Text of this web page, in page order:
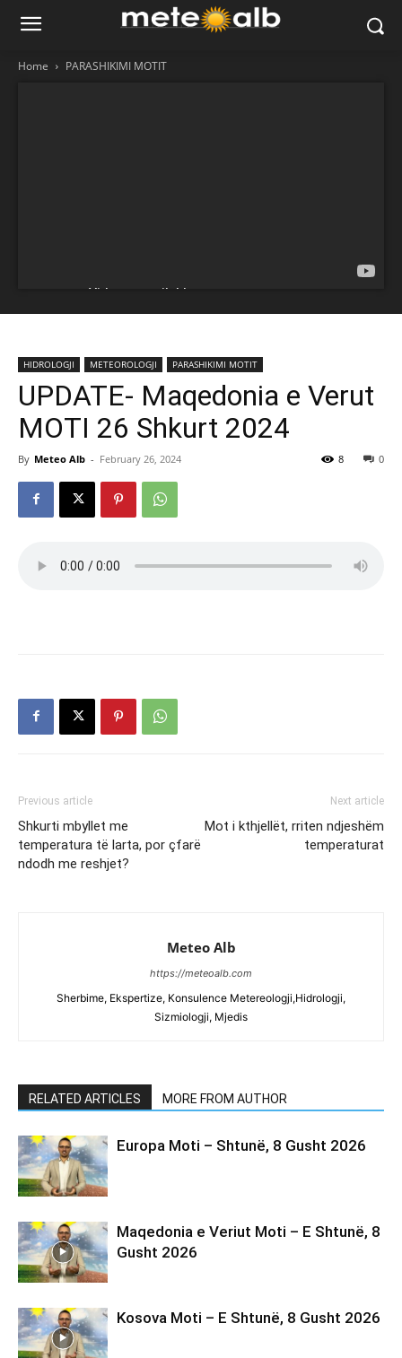
Home PARASHIKIMI MOTIT
HIDROLOGJI METEOROLOGJI PARASHIKIMI MOTIT
UPDATE- Maqedonia e Verut
MOTI 26 Shkurt 2024
By Meteo Alb - February 26, 2024 0
8
Previous article
Shkurti mbyllet me
temperatura të larta, por çfarë
ndodh me reshjet?
Next article
Mot i kthjellët, rriten ndjeshëm
temperaturat
Meteo Alb
https://meteoalb.com
Sherbime, Ekspertize, Konsulence Metereologji,Hidrologji,
Sizmiologji, Mjedis
RELATED ARTICLES MORE FROM AUTHOR
Europa Moti – Shtunë, 8 Gusht 2026
Maqedonia e Veriut Moti – E Shtunë, 8
Gusht 2026
Kosova Moti – E Shtunë, 8 Gusht 2026